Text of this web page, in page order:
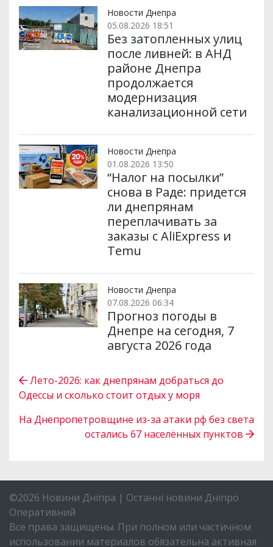
и k m p
Новости Днепра
05.08.2026 18:51
Без затопленных улиц
после ливней: в АНД
районе Днепра
продолжается
модернизация
канализационной сети
Новости Днепра
01.08.2026 13:50
“Налог на посылки”
снова в Раде: придется
ли днепрянам
переплачивать за
заказы с AliExpress и
Temu
Новости Днепра
07.08.2026 06:34
Прогноз погоды в
Днепре на сегодня, 7
августа 2026 года
Лето-2026: как днепрянам добраться до
Одессы и сколько стоит отдых у моря
На Днепропетровщине из-за атаки рф без света
остались 67 населённых пунктов
©2026 Новини Дніпра | Останні новини Дніпро
Оперативний
Все права защищены. При полном или частичном
использовании материалов обязательна активная